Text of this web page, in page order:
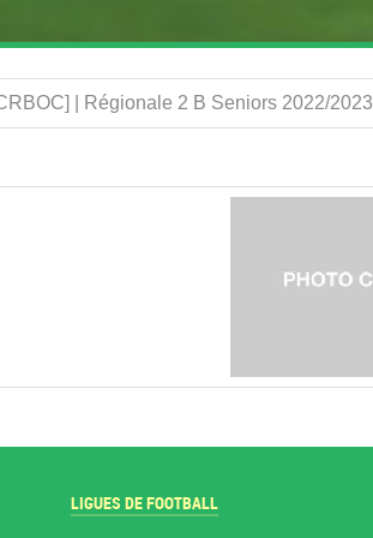
| Régionale 2 B Seniors 2022/2023
LIGUES DE FOOTBALL